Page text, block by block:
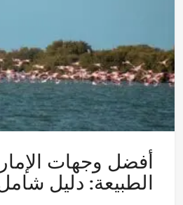
أفضل وجهات
الطبيعة: دليل